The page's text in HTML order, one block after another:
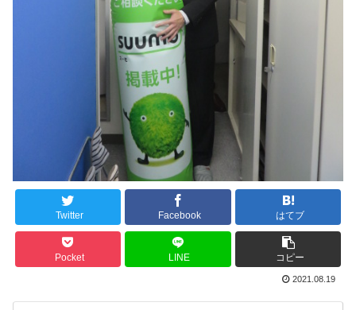
Twitter Facebook はてブ
Pocket LINE コピー
2021.08.19